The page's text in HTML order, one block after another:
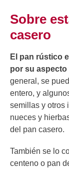
Sobre
casero
El pan rústico
por su
general, se
entero, y
semillas y otros
nueces y
del pan casero.
También se lo
centeno o pan